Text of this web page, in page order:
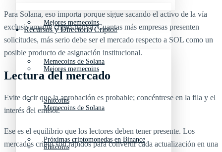
Mejores memecoins
Memecoins de Solana
Shitcoins
Próximas criptomonedas en Binance
Recursos y Directorio Cripto
Mejores memecoins
Memecoins de Solana
Shitcoins
Para Solana, eso importa porque sigue sacando el activo de la vía
exclusivamente cripto‑nativa. Cuantas más empresas presenten
solicitudes, más serio debe ser el mercado respecto a SOL como un
posible producto de asignación institucional.
Lectura del mercado
Evite decir que la aprobación es probable; concéntrese en la fila y el
interés del emisor.
Ese es el equilibrio que los lectores deben tener presente. Los
mercados cripto son rápidos para convertir cada actualización en una